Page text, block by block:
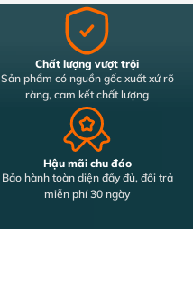
Chất lượng vượt trội
Sản phẩm có nguồn gốc xuất xứ rõ
ràng, cam kết chất lượng
Hậu mãi chu đáo
Bảo hành toàn diện đầy đủ, đổi trả
miễn phí 30 ngày